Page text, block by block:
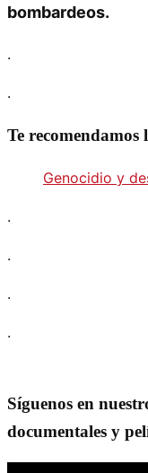
bombardeos.
.
.
Te recomendamos
Genocidio y
.
.
.
.
Síguenos en
documentales y